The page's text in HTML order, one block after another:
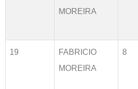
MOREIRA
19
FABRICIO
MOREIRA
8